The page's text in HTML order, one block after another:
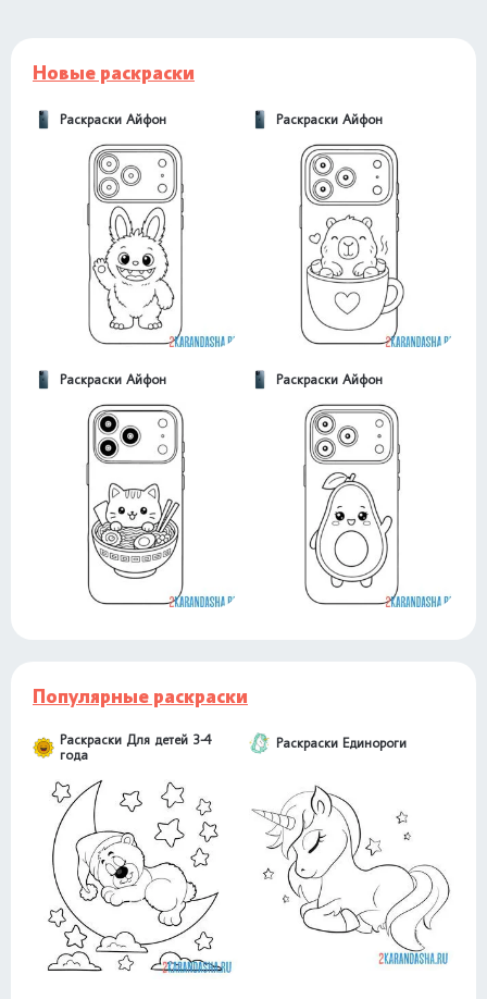
Новые раскраски
Раскраски Айфон Раскраски Айфон
Раскраски Айфон Раскраски Айфон
Популярные раскраски
Раскраски Для детей 3-4
года
Раскраски Единороги